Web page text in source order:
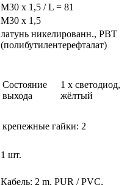
M30 x 1,5 / L = 81
M30 x 1,5
латунь никелированн., PBT
(полибутилентерефталат)
Состояние
выхода
1 x светодиод,
жёлтый
крепежные гайки: 2
1 шт.
Кабель: 2 m, PUR / PVC,